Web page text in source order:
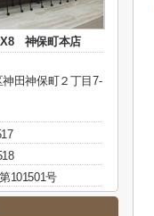
神保町本店
田神保町２丁目7-
101501号